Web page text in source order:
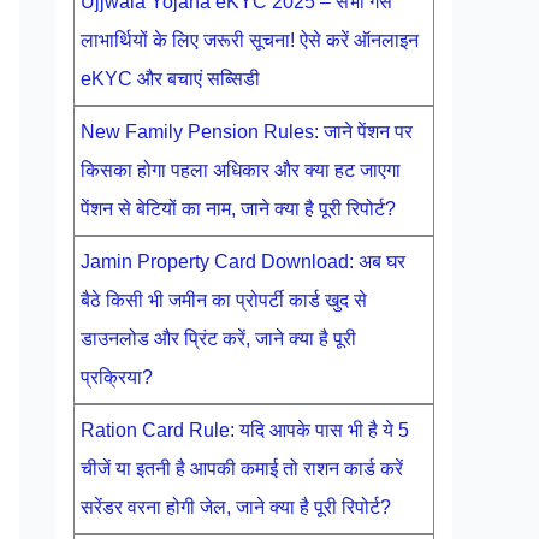
लाभार्थियों के लिए जरूरी सूचना! ऐसे करें ऑनलाइन
eKYC और बचाएं सब्सिडी
New Family Pension Rules: जाने पेंशन पर
किसका होगा पहला अधिकार और क्या हट जाएगा
पेंशन से बेटियों का नाम, जाने क्या है पूरी रिपोर्ट?
Jamin Property Card Download: अब घर
बैठे किसी भी जमीन का प्रोपर्टी कार्ड खुद से
डाउनलोड और प्रिंट करें, जाने क्या है पूरी
प्रक्रिया?
Ration Card Rule: यदि आपके पास भी है ये 5
चीजें या इतनी है आपकी कमाई तो राशन कार्ड करें
सरेंडर वरना होगी जेल, जाने क्या है पूरी रिपोर्ट?